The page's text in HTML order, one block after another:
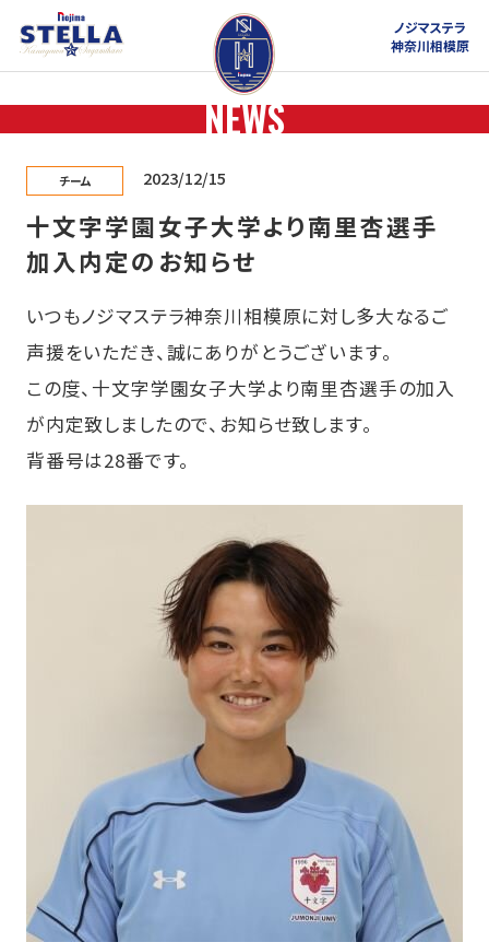
ノジマステラ
神奈川相模原
NEWS
チーム 2023/12/15
十文字学園女子大学より南里杏選手
加入内定のお知らせ
いつもノジマステラ神奈川相模原に対し多大なるご
声援をいただき、誠にありがとうございます。
この度、十文字学園女子大学より南里杏選手の加入
が内定致しましたので、お知らせ致します。
背番号は28番です。